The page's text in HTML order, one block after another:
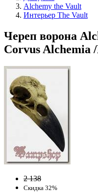
Alchemy the Vault
Интерьер The Vault
Череп ворона
Corvus Alchemia
2 138
Скидка 32%